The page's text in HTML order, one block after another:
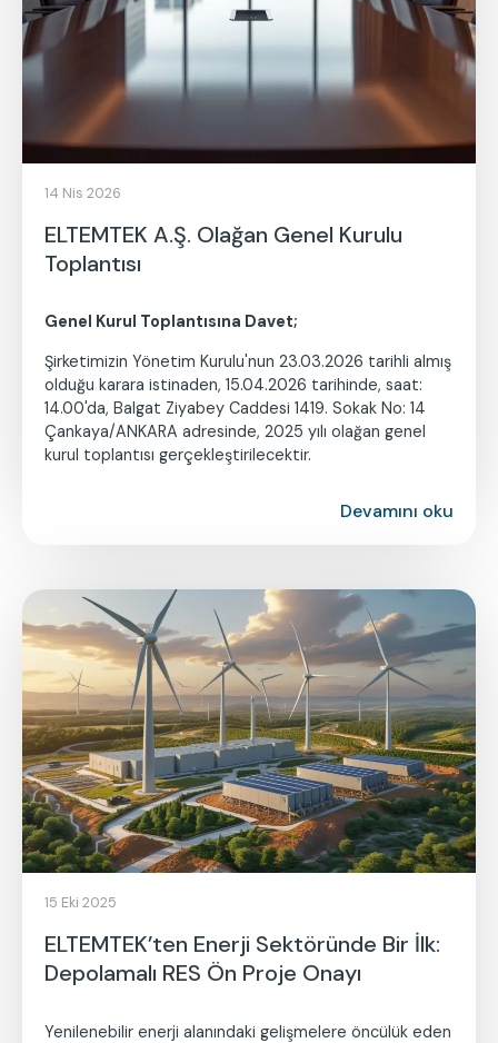
14 Nis 2026
ELTEMTEK A.Ş. Olağan Genel Kurulu
Toplantısı
Genel Kurul Toplantısına Davet;
Şirketimizin Yönetim Kurulu'nun 23.03.2026 tarihli almış
olduğu karara istinaden, 15.04.2026 tarihinde, saat:
14.00'da, Balgat Ziyabey Caddesi 1419. Sokak No: 14
Çankaya/ANKARA adresinde, 2025 yılı olağan genel
kurul toplantısı gerçekleştirilecektir.
Devamını oku
15 Eki 2025
ELTEMTEK’ten Enerji Sektöründe Bir İlk:
Depolamalı RES Ön Proje Onayı
Yenilenebilir enerji alanındaki gelişmelere öncülük eden